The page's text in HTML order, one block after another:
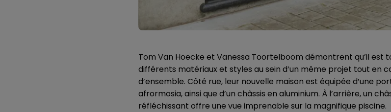
Tom Van Hoecke et Vanessa Toortelboom démontrent qu’il est
différents matériaux et styles au sein d’un même projet tout en
d’ensemble. Côté rue, leur nouvelle maison est équipée d’une
afrormosia, ainsi que d’un châssis en aluminium. À l’arrière, un
réfléchissant offre une vue imprenable sur la magnifique piscine.